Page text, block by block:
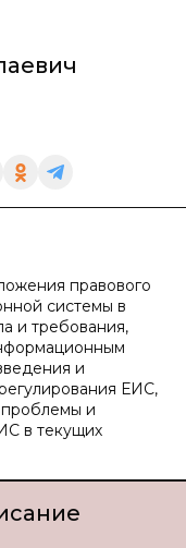
правового
системы в
и требования,
и
ЕИС,
и
в текущих